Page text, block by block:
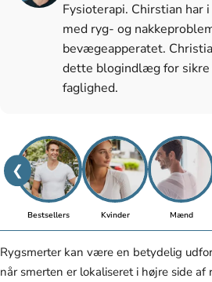
Fysioterapi. Chirstian har
med ryg- og
bevægeapperatet.
dette blogindlæg for
faglighed.
❮
Bestsellers Kvinder Mænd
Rygsmerter kan være en betydelig
når smerten er lokaliseret i højre side